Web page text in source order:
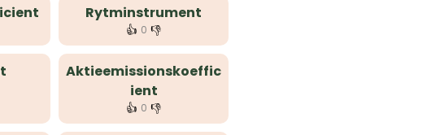
Rytminstrument
👍 0 👎
Aktieemissionskoeffic
ient
👍 0 👎